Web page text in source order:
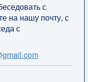
с
на нашу почту, с
с